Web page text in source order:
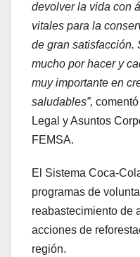
devolver la vida con
vitales para la
de gran satisfacción.
mucho por hacer y
muy importante en
saludables”,
Legal y Asuntos
FEMSA.
El Sistema Coca-
programas de
reabastecimiento de
acciones de
región.